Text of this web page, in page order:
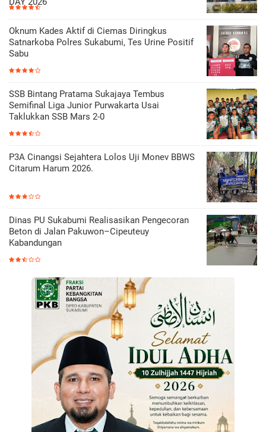
Oknum Kades Aktif di Ciemas Diringkus
Satnarkoba Polres Sukabumi, Tes Urine Positif
Sabu
SSB Bintang Pratama Sukajaya Tembus
Semifinal Liga Junior Purwakarta Usai
Taklukkan SSB Mars 2-0
P3A Cinangsi Sejahtera Lolos Uji Monev BBWS
Citarum Harum 2026.
Dinas PU Sukabumi Realisasikan Pengecoran
Beton di Jalan Pakuwon–Cipeuteuy
Kabandungan